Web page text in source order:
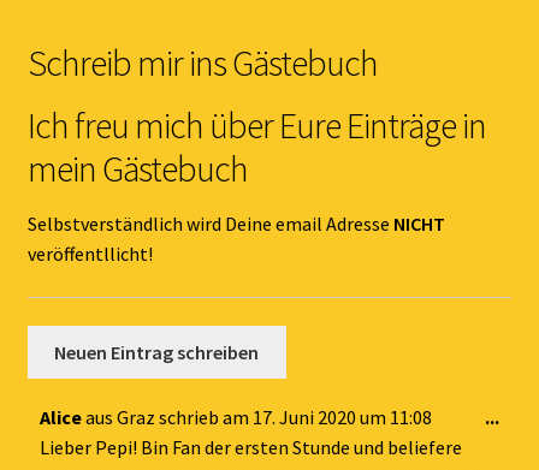
Kernöl Pepi
Übers Kernöl
Kontakt
Gästebuch
Schreib mir ins Gästebuch
Ich freu mich über Eure Einträge in
mein Gästebuch
Selbstverständlich wird Deine email Adresse NICHT
veröffentllicht!
Aliceaus Graz schrieb am 17. Juni 2020 um 11:08
Lieber Pepi! Bin Fan der ersten Stunde und beliefere
...